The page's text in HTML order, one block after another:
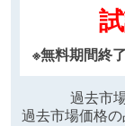
※無料期間終
過去市
過去市場価格